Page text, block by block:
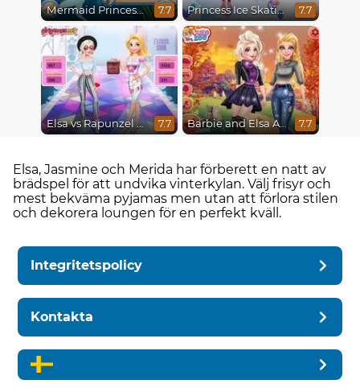
Mermaid Princesses 7.7 Princess Ice Skating Adventure 7.7
Elsa vs Rapunzel Fashion Game 7.7 Barbie and Elsa Autumn Patterns 7.7
Elsa, Jasmine och Merida har förberett en natt av
brädspel för att undvika vinterkylan. Välj frisyr och
mest bekväma pyjamas men utan att förlora stilen
och dekorera loungen för en perfekt kväll.
Integritetspolicy
Kontakta